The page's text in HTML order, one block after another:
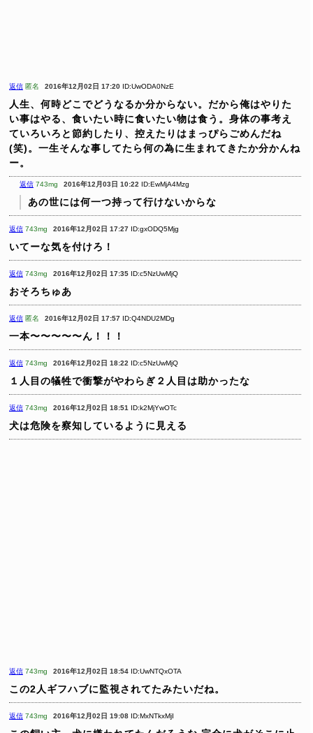
返信 匿名 2016年12月02日 17:20 ID:UwODA0NzE
人生、何時どこでどうなるか分からない。だから俺はやりた
い事はやる、食いたい時に食いたい物は食う。身体の事考え
ていろいろと節約したり、控えたりはまっぴらごめんだね
(笑)。一生そんな事してたら何の為に生まれてきたか分かんね
ー。
返信 743mg 2016年12月03日 10:22 ID:EwMjA4Mzg
あの世には何一つ持って行けないからな
返信 743mg 2016年12月02日 17:27 ID:gxODQ5Mjg
いてーな気を付けろ！
返信 743mg 2016年12月02日 17:35 ID:c5NzUwMjQ
おそろちゅあ
返信 匿名 2016年12月02日 17:57 ID:Q4NDU2MDg
一本〜〜〜〜〜ん！！！
返信 743mg 2016年12月02日 18:22 ID:c5NzUwMjQ
１人目の犠牲で衝撃がやわらぎ２人目は助かったな
返信 743mg 2016年12月02日 18:51 ID:k2MjYwOTc
犬は危険を察知しているように見える
返信 743mg 2016年12月02日 18:54 ID:UwNTQxOTA
この2人ギフハブに監視されてたみたいだね。
返信 743mg 2016年12月02日 19:08 ID:MxNTkxMjI